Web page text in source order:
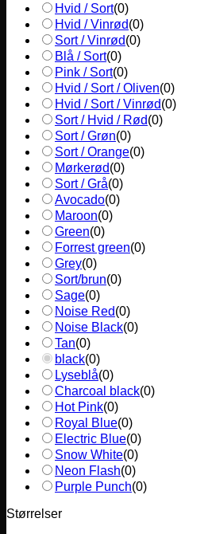
Hvid / Sort(0)
Hvid / Vinrød(0)
Sort / Vinrød(0)
Blå / Sort(0)
Pink / Sort(0)
Hvid / Sort / Oliven(0)
Hvid / Sort / Vinrød(0)
Sort / Hvid / Rød(0)
Sort / Grøn(0)
Sort / Orange(0)
Mørkerød(0)
Sort / Grå(0)
Avocado(0)
Maroon(0)
Green(0)
Forrest green(0)
Grey(0)
Sort/brun(0)
Sage(0)
Noise Red(0)
Noise Black(0)
Tan(0)
black(0)
Lyseblå(0)
Charcoal black(0)
Hot Pink(0)
Royal Blue(0)
Electric Blue(0)
Snow White(0)
Neon Flash(0)
Purple Punch(0)
Størrelser